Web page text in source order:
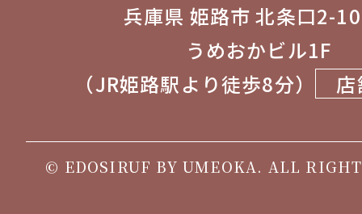
兵庫県 姫路市 北条口
うめおかビル1F
（JR姫路駅より徒歩8分）
© EDOSIRUF BY UMEOKA. ALL